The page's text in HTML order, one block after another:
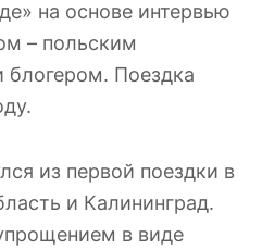
на основе интервью
– польским
блогером. Поездка
из первой поездки в
и Калининград.
в виде